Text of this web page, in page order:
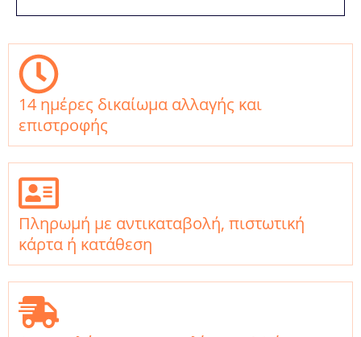
14 ημέρες δικαίωμα αλλαγής και
επιστροφής
Πληρωμή με αντικαταβολή, πιστωτική
κάρτα ή κατάθεση